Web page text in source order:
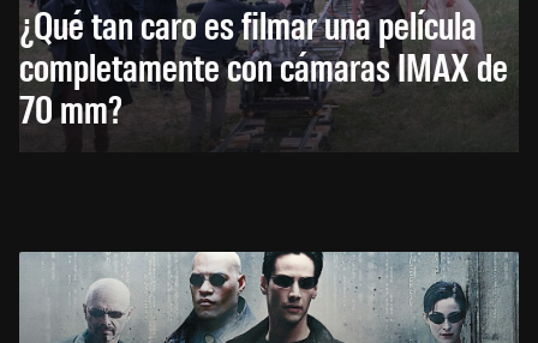
¿Qué tan caro es filmar una película
completamente con cámaras IMAX de
70 mm?